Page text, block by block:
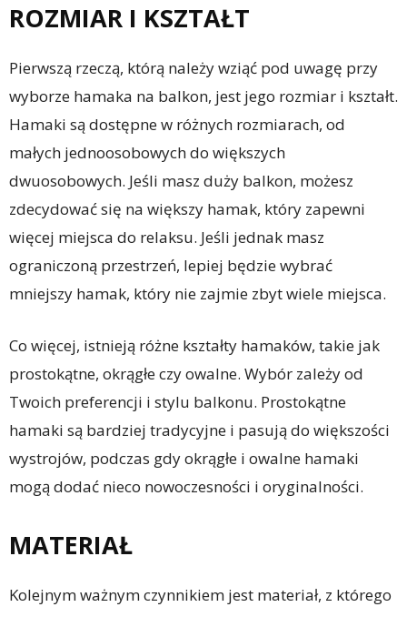
ROZMIAR I KSZTAŁT
Pierwszą rzeczą, którą należy wziąć pod uwagę przy
wyborze hamaka na balkon, jest jego rozmiar i kształt.
Hamaki są dostępne w różnych rozmiarach, od
małych jednoosobowych do większych
dwuosobowych. Jeśli masz duży balkon, możesz
zdecydować się na większy hamak, który zapewni
więcej miejsca do relaksu. Jeśli jednak masz
ograniczoną przestrzeń, lepiej będzie wybrać
mniejszy hamak, który nie zajmie zbyt wiele miejsca.
Co więcej, istnieją różne kształty hamaków, takie jak
prostokątne, okrągłe czy owalne. Wybór zależy od
Twoich preferencji i stylu balkonu. Prostokątne
hamaki są bardziej tradycyjne i pasują do większości
wystrojów, podczas gdy okrągłe i owalne hamaki
mogą dodać nieco nowoczesności i oryginalności.
MATERIAŁ
Kolejnym ważnym czynnikiem jest materiał, z którego